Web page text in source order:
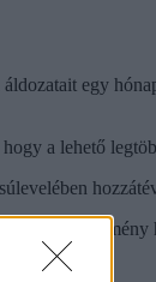
egy
a lehető